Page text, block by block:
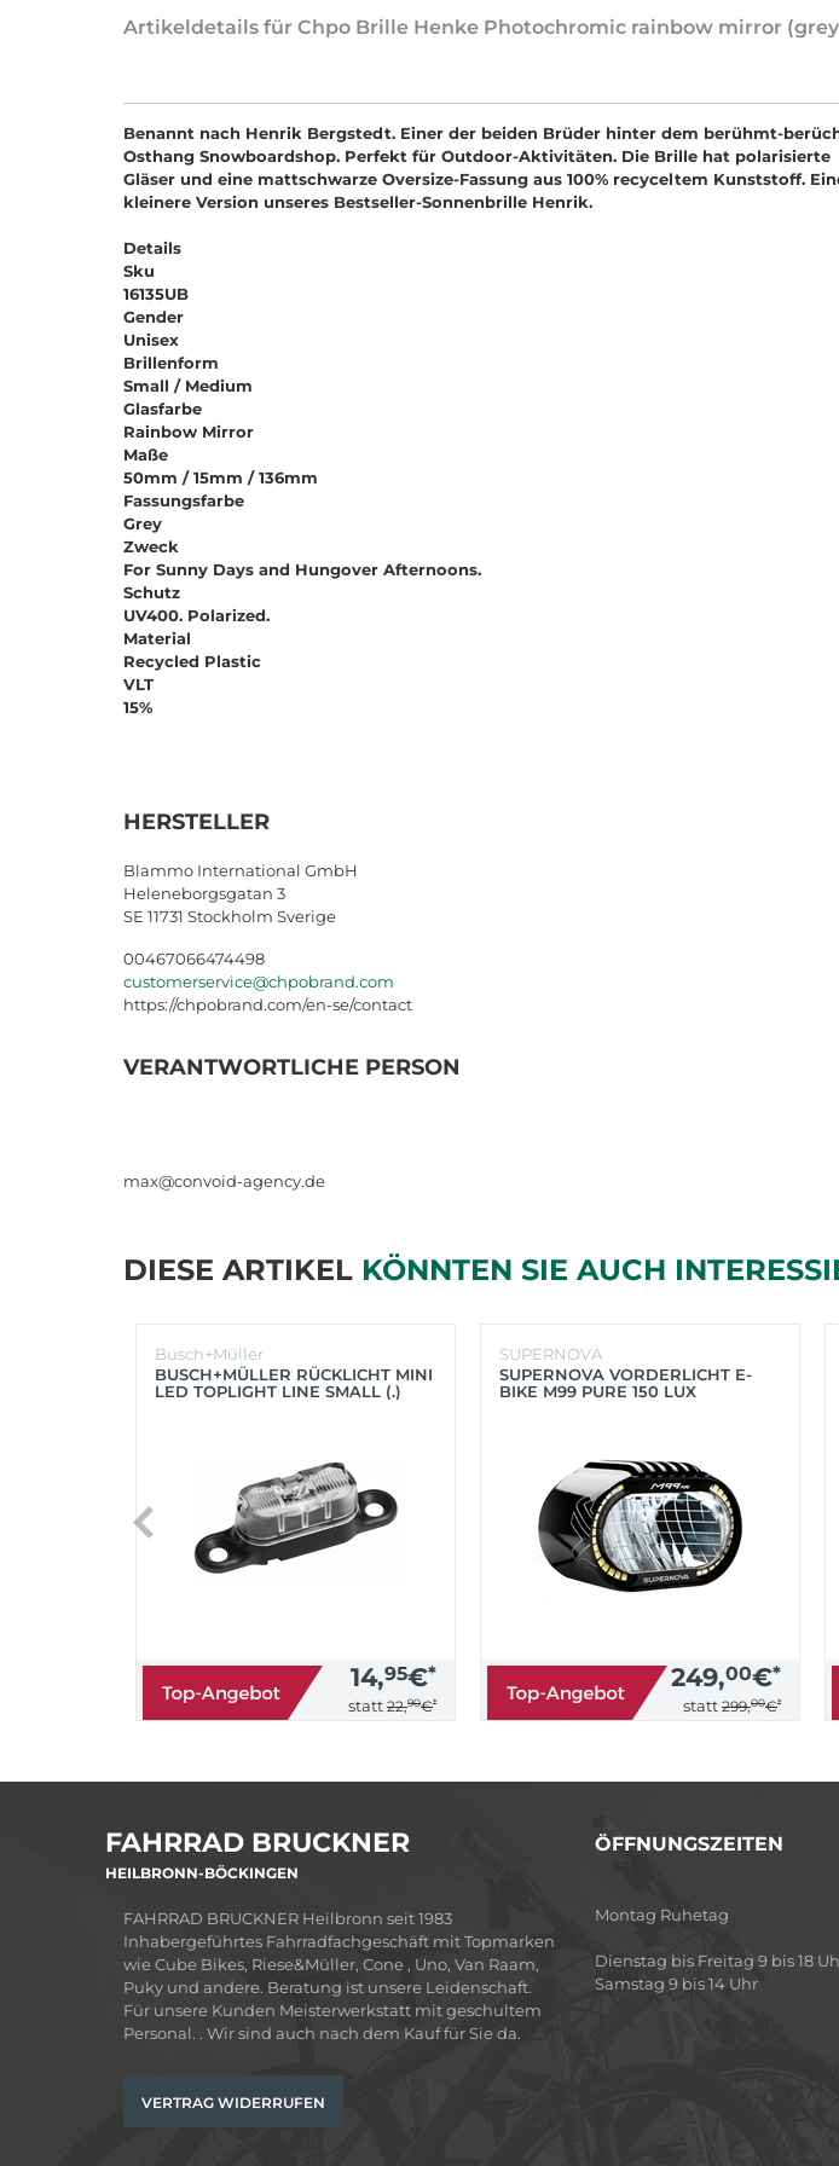
Artikeldetails für Chpo Brille Henke Photochromic rainbow mirror
Benannt nach Henrik Bergstedt. Einer der beiden Brüder hinter dem berühmt-
Osthang Snowboardshop. Perfekt für Outdoor-Aktivitäten. Die Brille hat polarisierte
Gläser und eine mattschwarze Oversize-Fassung aus 100% recyceltem Kunststoff.
kleinere Version unseres Bestseller-Sonnenbrille Henrik.
Details
Sku
16135UB
Gender
Unisex
Brillenform
Small / Medium
Glasfarbe
Rainbow Mirror
Maße
50mm / 15mm / 136mm
Fassungsfarbe
Grey
Zweck
For Sunny Days and Hungover Afternoons.
Schutz
UV400. Polarized.
Material
Recycled Plastic
VLT
15%
HERSTELLER
Blammo International GmbH
Heleneborgsgatan 3
SE 11731 Stockholm Sverige
00467066474498
customerservice@chpobrand.com
https://chpobrand.com/en-se/contact
VERANTWORTLICHE PERSON
max@convoid-agency.de
DIESE ARTIKEL KÖNNTEN SIE AUCH
Busch+Müller
BUSCH+MÜLLER RÜCKLICHT MINI
LED TOPLIGHT LINE SMALL (.)
14,95€*
statt 22,90€*
SUPERNOVA
SUPERNOVA VORDERLICHT E-
BIKE M99 PURE 150 LUX
249,00€*
statt 299,00€*
FAHRRAD BRUCKNER
HEILBRONN-BÖCKINGEN
FAHRRAD BRUCKNER Heilbronn seit 1983
Inhabergeführtes Fahrradfachgeschäft mit Topmarken
wie Cube Bikes, Riese&Müller, Cone , Uno, Van Raam,
Puky und andere. Beratung ist unsere Leidenschaft.
Für unsere Kunden Meisterwerkstatt mit geschultem
Personal. . Wir sind auch nach dem Kauf für Sie da.
VERTRAG WIDERRUFEN
ÖFFNUNGSZEITEN
Montag Ruhetag
Dienstag bis Freitag 9 bis 18
Samstag 9 bis 14 Uhr